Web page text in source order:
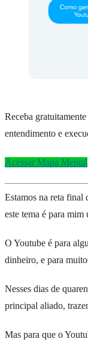
Receba
entendimento e
Acessar Mapa Mental
Estamos na reta final
este tema é para mim
O Youtube é para
dinheiro, e para
Nesses dias de
principal aliado,
Mas para que o